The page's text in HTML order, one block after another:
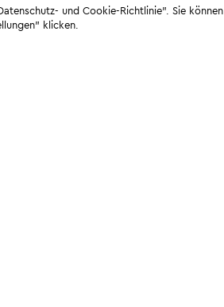
und Cookie-Richtlinie". Sie können
klicken.